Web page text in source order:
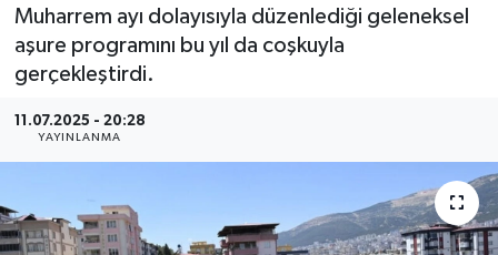
Muharrem ayı dolayısıyla düzenlediği geleneksel
aşure programını bu yıl da coşkuyla
gerçekleştirdi.
11.07.2025 - 20:28
YAYINLANMA
YAŞAM
EĞİTİM
Süper Lig Puan Durumu ve Fikstür
Haber Arşivi